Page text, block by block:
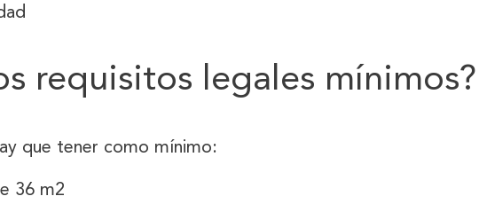
requisitos legales mínimos?
que tener como mínimo:
36 m2